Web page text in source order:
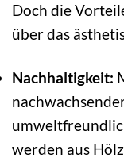
Doch die
über das
Nachhaltigkeit:
werden aus